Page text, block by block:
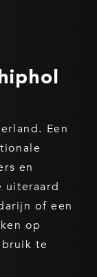
Een
en
uiteraard
of een
op
te